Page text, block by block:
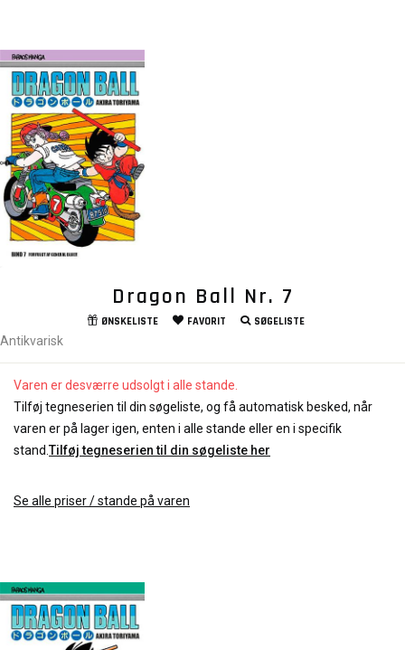
Dragon Ball Nr. 7
ØNSKELISTE FAVORIT SØGELISTE
Antikvarisk
Varen er desværre udsolgt i alle stande.
Tilføj tegneserien til din søgeliste, og få automatisk besked, når
varen er på lager igen, enten i alle stande eller en i specifik
stand. Tilføj tegneserien til din søgeliste her
Se alle priser / stande på varen